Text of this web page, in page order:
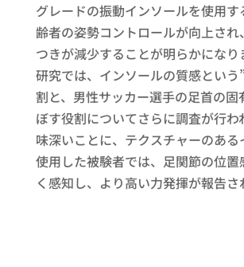
グレードの振動インソールを使用す
齢者の姿勢コントロールが向上され
つきが減少することが明らかになり
研究では、インソールの質感という
割と、男性サッカー選手の足首の固
ぼす役割についてさらに調査が行わ
味深いことに、テクスチャーのある
使用した被験者では、足関節の位
く感知し、より高い力発揮が報告さ